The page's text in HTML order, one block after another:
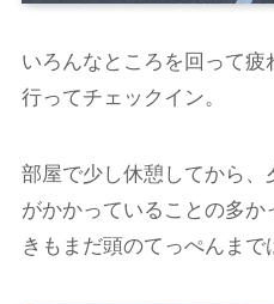
いろんなところを回って
行ってチェックイン。
部屋で少し休憩してから、
がかかっていることの多か
きもまだ頭のてっぺんま